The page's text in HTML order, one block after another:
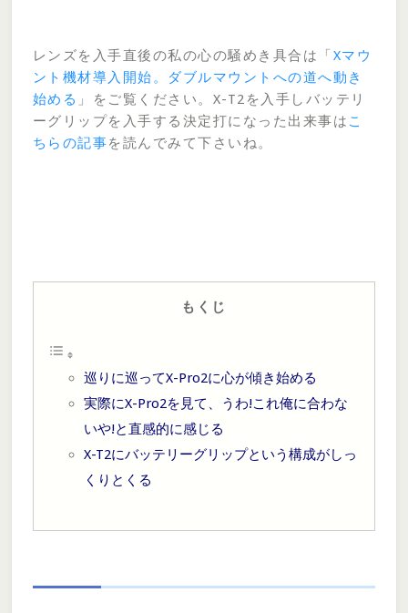
レンズを入手直後の私の心の騒めき具合は「Xマウ
ント機材導入開始。ダブルマウントへの道へ動き
始める 」をご覧ください。X-T2を入手しバッテリ
ーグリップを入手する決定打になった出来事は こ
ちらの記事を読んでみて下さいね。
もくじ
巡りに巡ってX-Pro2に心が傾き始める
実際にX-Pro2を見て、うわ!これ俺に合わな
いや!と直感的に感じる
X-T2にバッテリーグリップという構成がしっ
くりとくる